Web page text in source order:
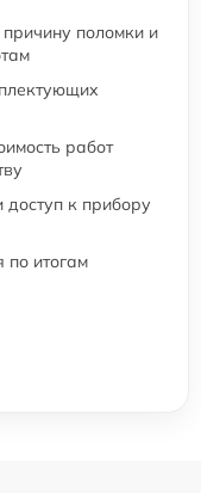
поломки и
работ
к прибору
по итогам